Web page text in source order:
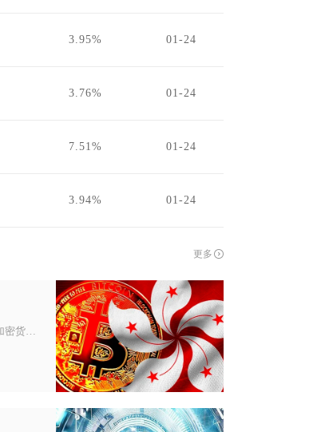
3.95% 01-24
3.76% 01-24
7.51% 01-24
3.94% 01-24
更多